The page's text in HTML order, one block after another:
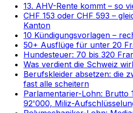
13. AHV-Rente kommt – so
CHF 153 oder CHF 593 –
Kanton
10 Kündigungsvorlagen –
50+ Ausflüge für unter 20
Hundesteuer: 70 bis 320
Was verdient die Schweiz
Berufskleider absetzen: die
fast alle scheitern
Parlamentarier-Lohn: Brutto
92'000, Miliz-